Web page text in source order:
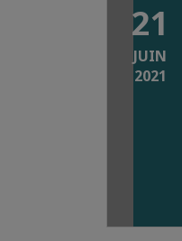
21
JUIN
2021